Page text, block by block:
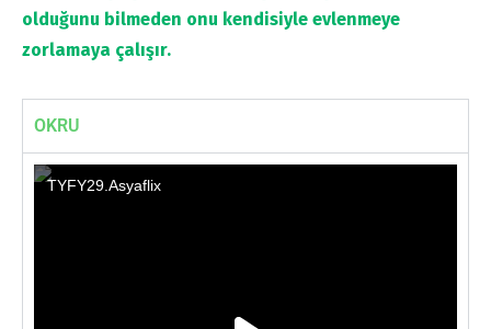
olduğunu bilmeden onu kendisiyle evlenmeye
zorlamaya çalışır.
OKRU